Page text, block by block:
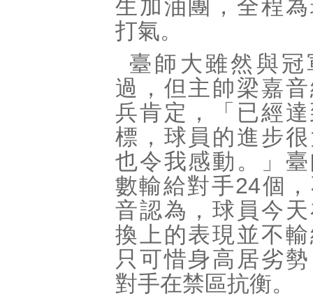
生加油團，全程
打氣。
臺師大雖然與冠
過，但主帥梁嘉
兵肯定，「已經
標，球員的進步
也令我感動。」
數輸給對手24個
音認為，球員今
換上的表現並不
只可惜身高居劣
對手在禁區抗衡。